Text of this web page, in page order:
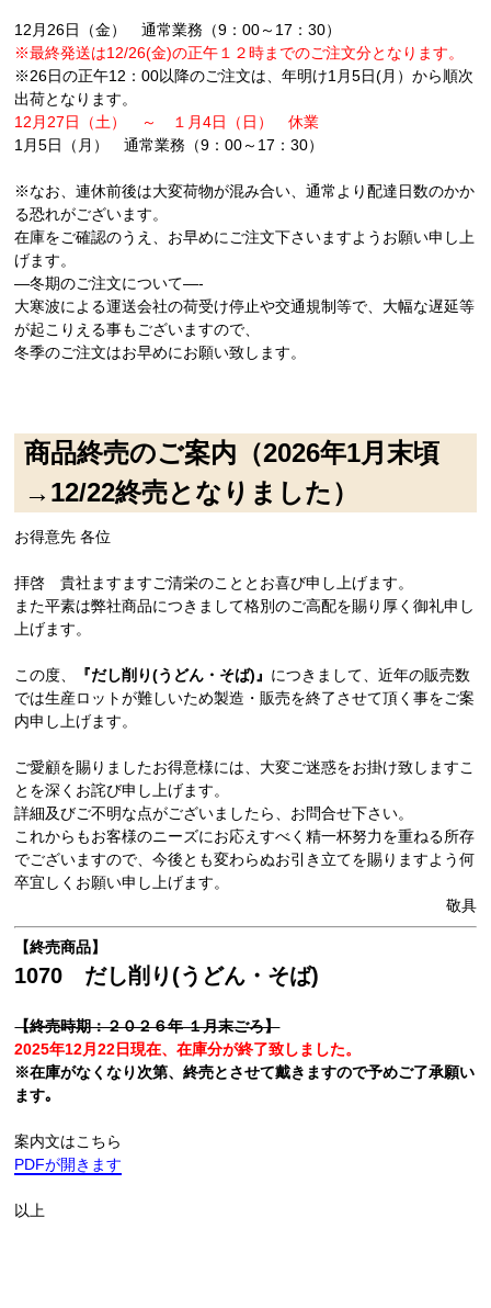
12月26日（金） 通常業務（9：00～17：30）
※最終発送は12/26(金)の正午１２時までのご注文分となります。
※26日の正午12：00以降のご注文は、年明け1月5日(月）から順次
出荷となります。
12月27日（土） ～ １月4日（日） 休業
1月5日（月） 通常業務（9：00～17：30）
※なお、連休前後は大変荷物が混み合い、通常より配達日数のかか
る恐れがございます。
在庫をご確認のうえ、お早めにご注文下さいますようお願い申し上
げます。
—冬期のご注文について—-
大寒波による運送会社の荷受け停止や交通規制等で、大幅な遅延等
が起こりえる事もございますので、
冬季のご注文はお早めにお願い致します。
商品終売のご案内（2026年1月末頃
→12/22終売となりました）
お得意先 各位
拝啓 貴社ますますご清栄のこととお喜び申し上げます。
また平素は弊社商品につきまして格別のご高配を賜り厚く御礼申し
上げます。
この度、 『だし削り(うどん・そば)』 につきまして、近年の販売数
では生産ロットが難しいため製造・販売を終了させて頂く事をご案
内申し上げます。
ご愛顧を賜りましたお得意様には、大変ご迷惑をお掛け致しますこ
とを深くお詫び申し上げます。
詳細及びご不明な点がございましたら、お問合せ下さい。
これからもお客様のニーズにお応えすべく精一杯努力を重ねる所存
でございますので、今後とも変わらぬお引き立てを賜りますよう何
卒宜しくお願い申し上げます。
敬具
【終売商品】
1070 だし削り(うどん・そば)
【終売時期：２０２６年 １月末ごろ】
2025年12月22日現在、在庫分が終了致しました。
※在庫がなくなり次第、終売とさせて戴きますので予めご了承願い
ます｡
案内文はこちら
PDFが開きます
以上